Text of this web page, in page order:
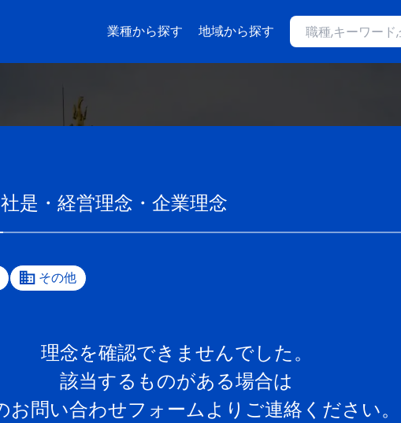
業種から探す 地域から探す
是・経営理念・企業理念
その他
理念を確認できませんでした。
該当するものがある場合は
お問い合わせフォームよりご連絡ください。